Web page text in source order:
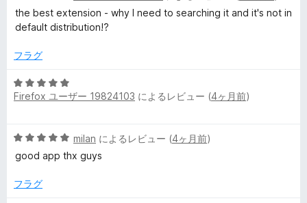
段
階
5
評
価
the best extension - why I need to searching it and it's not in
default distribution!?
フラグ
5
段
5
の
価
Firefox ユーザー 19824103 によるレビュー (4ヶ月前)
5
段
中
milan によるレビュー (4ヶ月前)
good app thx guys
フラグ